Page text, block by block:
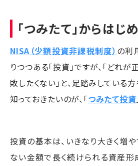
「つみたて」からはじ
NISA（少額投資非課税制度） の利
りつつある「投資」ですが、「どれが
敗したくない」と、足踏みしている方
知っておきたいのが、「つみたて投資
投資の基本は、いきなり大きく増
ない金額で長く続けられる資産形